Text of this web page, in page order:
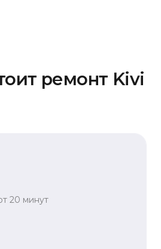
ремонт Kivi
20 минут